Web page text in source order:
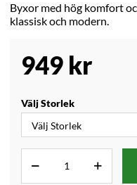
Byxor med hög komfort
klassisk och modern.
949 kr
Välj Storlek